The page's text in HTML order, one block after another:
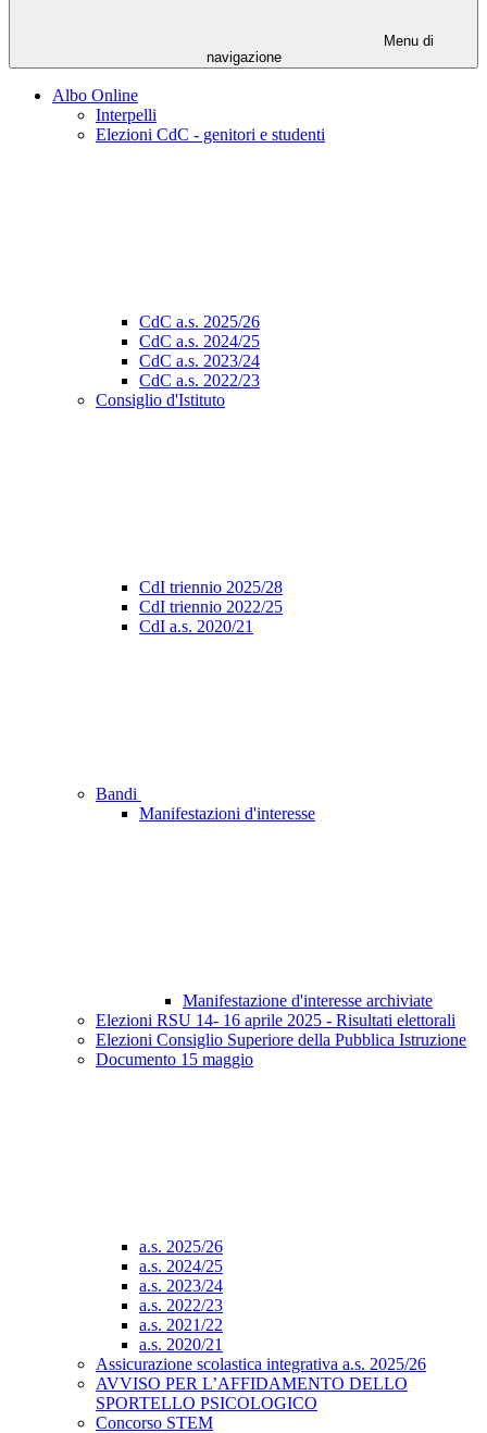
Menu di
navigazione
Albo Online
Interpelli
Elezioni CdC - genitori e studenti
CdC a.s. 2025/26
CdC a.s. 2024/25
CdC a.s. 2023/24
CdC a.s. 2022/23
Consiglio d'Istituto
CdI triennio 2025/28
CdI triennio 2022/25
CdI a.s. 2020/21
Bandi
Manifestazioni d'interesse
Manifestazione d'interesse archiviate
Elezioni RSU 14- 16 aprile 2025 - Risultati elettorali
Elezioni Consiglio Superiore della Pubblica Istruzione
Documento 15 maggio
a.s. 2025/26
a.s. 2024/25
a.s. 2023/24
a.s. 2022/23
a.s. 2021/22
a.s. 2020/21
Assicurazione scolastica integrativa a.s. 2025/26
AVVISO PER L’AFFIDAMENTO DELLO
SPORTELLO PSICOLOGICO
Concorso STEM